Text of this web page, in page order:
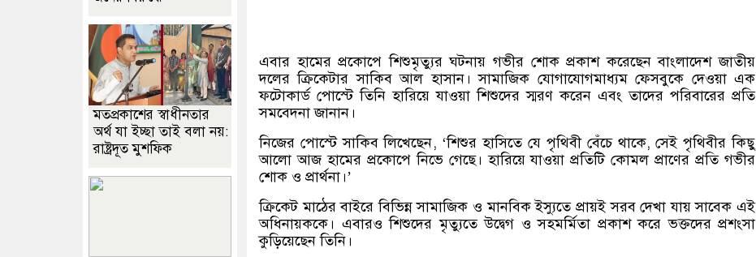
এবার হামের প্রকোপে শিশুমৃত্যুর ঘটনায় গভীর শোক প্রকাশ করেছেন বাংলাদেশ জাতীয়
দলের ক্রিকেটার সাকিব আল হাসান। সামাজিক যোগাযোগমাধ্যম ফেসবুকে দেওয়া এক
ফটোকার্ড পোস্টে তিনি হারিয়ে যাওয়া শিশুদের স্মরণ করেন এবং তাদের পরিবারের প্রতি
সমবেদনা জানান।
নিজের পোস্টে সাকিব লিখেছেন, ‘শিশুর হাসিতে যে পৃথিবী বেঁচে থাকে,সেই পৃথিবীর কিছু
আলো আজ হামের প্রকোপে নিভে গেছে। হারিয়ে যাওয়া প্রতিটি কোমল প্রাণের প্রতি গভীর
শোক ও প্রার্থনা।’
ক্রিকেট মাঠের বাইরে বিভিন্ন সামাজিক ও মানবিক ইস্যুতে প্রায়ই সরব দেখা যায় সাবেক এই
অধিনায়ককে। এবারও শিশুদের মৃত্যুতে উদ্বেগ ও সহমর্মিতা প্রকাশ করে ভক্তদের প্রশংসা
কুড়িয়েছেন তিনি।
মতপ্রকাশের স্বাধীনতার
অর্থ যা ইচ্ছা তাই বলা নয়:
রাষ্ট্রদূত মুশফিক